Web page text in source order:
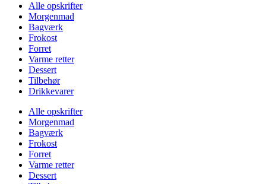
Alle opskrifter
Morgenmad
Bagværk
Frokost
Forret
Varme retter
Dessert
Tilbehør
Drikkevarer
Alle opskrifter
Morgenmad
Bagværk
Frokost
Forret
Varme retter
Dessert